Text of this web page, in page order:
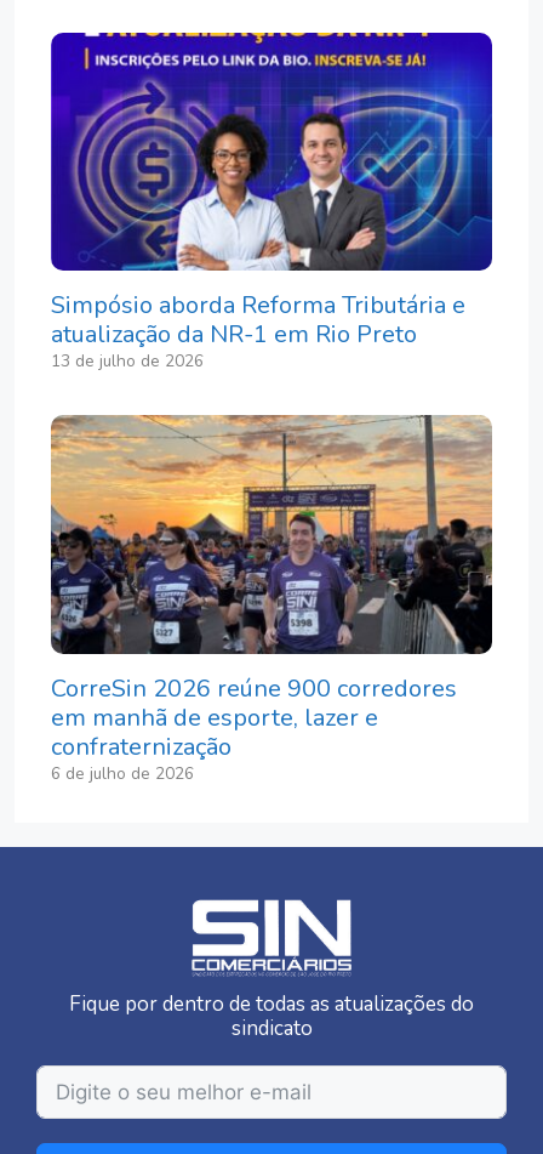
Simpósio aborda Reforma Tributária e
atualização da NR-1 em Rio Preto
13 de julho de 2026
CorreSin 2026 reúne 900 corredores
em manhã de esporte, lazer e
confraternização
6 de julho de 2026
Fique por dentro de todas as atualizações do
sindicato